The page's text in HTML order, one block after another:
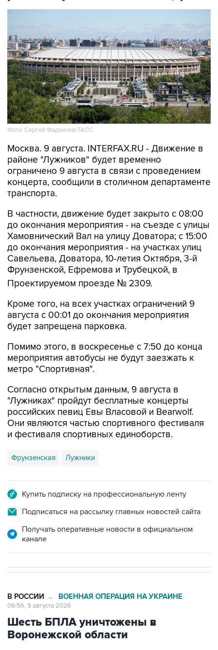
Фото: Сергей Фадеичев/ТАСС
Москва. 9 августа. INTERFAX.RU - Движение в
районе "Лужников" будет временно
ограничено 9 августа в связи с проведением
концерта, сообщили в столичном департаменте
транспорта.
В частности, движение будет закрыто с 08:00
до окончания мероприятия - на съезде с улицы
Хамовнический Вал на улицу Доватора; с 15:00
до окончания мероприятия - на участках улиц
Савельева, Доватора, 10-летия Октября, 3-й
Фрунзенской, Ефремова и Трубецкой, в
Проектируемом проезде № 2309.
Кроме того, на всех участках ограничений 9
августа с 00:01 до окончания мероприятия
будет запрещена парковка.
Помимо этого, в воскресенье с 7:50 до конца
мероприятия автобусы не будут заезжать к
метро "Спортивная".
Согласно открытым данным, 9 августа в
"Лужниках" пройдут бесплатные концерты
российских певиц Евы Власовой и Bearwolf.
Они являются частью спортивного фестиваля
и фестиваля спортивных единоборств.
Фрунзенская Лужники
Купить подписку на профессиональную ленту
Подписаться на рассылку главных новостей сайта
Получать оперативные новости в официальном
канале
В РОССИИ → ВОЕННАЯ ОПЕРАЦИЯ НА УКРАИНЕ
06:56, 9 августа 2026
Шесть БПЛА уничтожены в
Воронежской области